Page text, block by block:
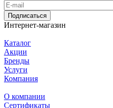
Подписаться
Интернет-магазин
Каталог
Акции
Бренды
Услуги
Компания
О компании
Сертификаты